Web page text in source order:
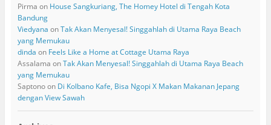
Pirma on House Sangkuriang, The Homey Hotel di Tengah Kota
Bandung
Viedyana onTak Akan Menyesal! Singgahlah di Utama Raya Beach
yang Memukau
dinda on Feels Like a Home at Cottage Utama Raya
Assalama onTak Akan Menyesal! Singgahlah di Utama Raya Beach
yang Memukau
Saptonoon Di Kolbano Kafe, Bisa Ngopi X Makan Makanan Jepang
dengan View Sawah